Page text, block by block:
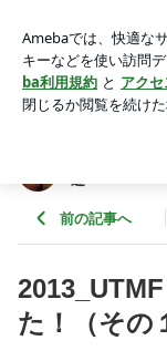
み施術『あしあ
アプリをダウンロ
ょう。
通 ～
前の記事へ
た！（そ